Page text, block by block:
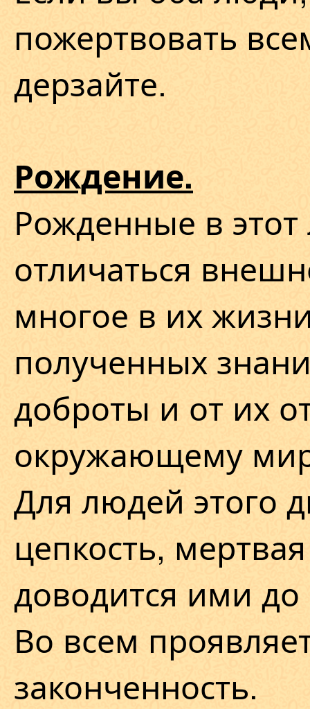
пожертвовать
дерзайте.
Рождение.
Рожденные в
отличаться
многое в их
полученных
доброты и от их
окружающему
Для людей этого
цепкость,
доводится ими
Во всем
законченность.